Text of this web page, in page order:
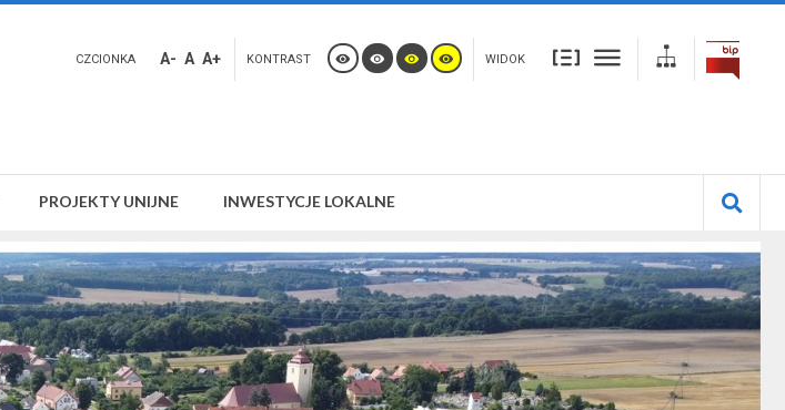
CZCIONKA A- A A+ KONTRAST WIDOK
PROJEKTY UNIJNE INWESTYCJE LOKALNE